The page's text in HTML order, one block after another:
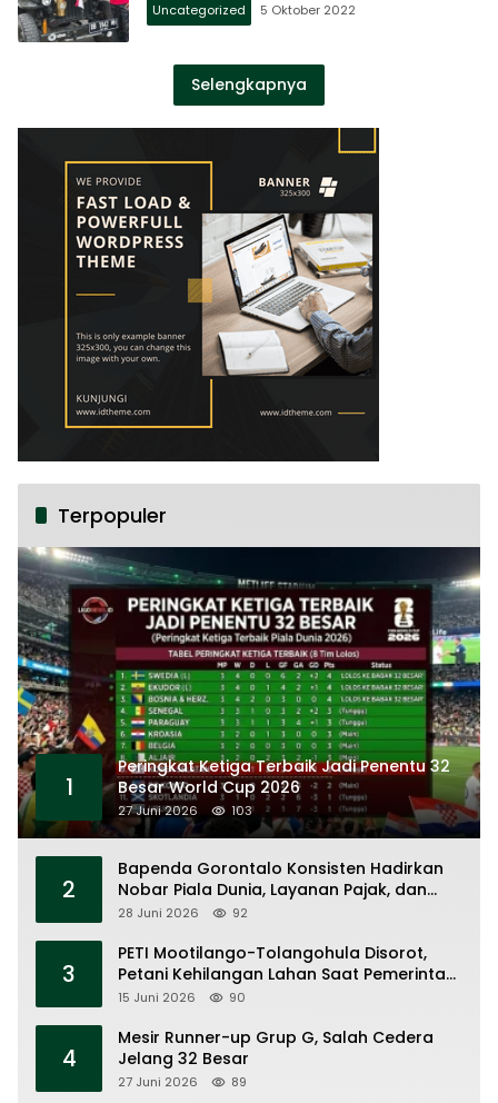
Uncategorized 5 Oktober 2022
Selengkapnya
Terpopuler
1
Peringkat Ketiga Terbaik Jadi Penentu 32
Besar World Cup 2026
27 Juni 2026 103
2
Bapenda Gorontalo Konsisten Hadirkan
Nobar Piala Dunia, Layanan Pajak, dan
Ruang UMKM
28 Juni 2026 92
3
PETI Mootilango-Tolangohula Disorot,
Petani Kehilangan Lahan Saat Pemerintah
Fokus Panggung Seremonial
15 Juni 2026 90
4
Mesir Runner-up Grup G, Salah Cedera
Jelang 32 Besar
27 Juni 2026 89